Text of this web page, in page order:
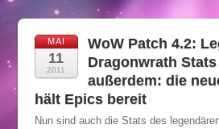
MAI
11
2011
WoW Patch 4.2:
Dragonwrath
außerdem: die
hält Epics bereit
Nun sind auch die Stats des